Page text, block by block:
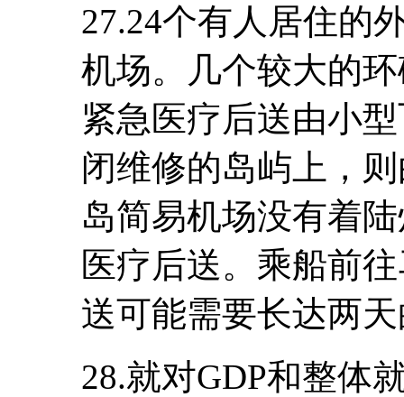
27.24个有人居住的
机场。几个较大的
紧急医疗后送由小
闭维修的岛屿上，
岛简易机场没有着
医疗后送。乘船前
送可能需要长达两
28.就对GDP和整体